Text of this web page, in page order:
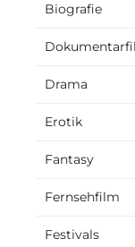
Biografie
Drama
Erotik
Fantasy
Fernsehfilm
Festivals